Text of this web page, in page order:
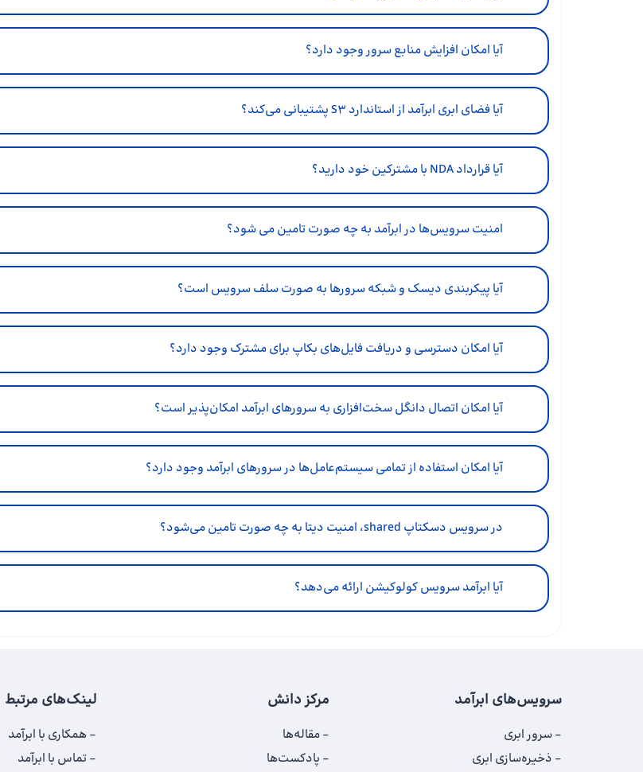
آیا امکان افزایش منابع سرور وجود دارد؟
آیا فضای ابری ابرآمد از استاندارد S3‌ پشتیبانی می‌کند؟
آیا قرارداد NDA با مشترکین خود دارید؟
امنیت سرویس‌ها در ابرآمد به چه صورت تامین می شود؟
آیا پیکربندی دیسک و شبکه سرورها به صورت سلف سرویس است؟
آیا امکان دسترسی و دریافت فایل‌های بکاپ برای مشترک وجود دارد؟
آیا امکان اتصال دانگل سخت‌افزاری به سرورهای ابرآمد امکان‌پذیر است؟
آیا امکان استفاده از تمامی سیستم‌عامل‌ها در سرورهای ابرآمد وجود دارد؟
در سرویس دسکتاپ shared، امنیت دیتا به چه صورت تامین می‌شود؟
آیا ابرآمد سرویس کولوکیشن ارائه می‌دهد؟
سرویس‌های ابرآمد
سرور ابری
ذخیره‌سازی ابری
مرکز دانش
مقاله‌ها
پادکست‌ها
لینک‌های مرتبط
همکاری با ابرآمد
تماس با ابرآمد